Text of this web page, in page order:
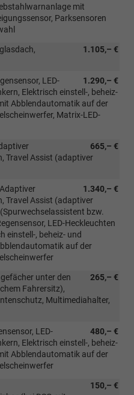
mit
Parksensoren
1.105,– €
1.290,– €
LED-
Elektrisch einstell-, beheiz-
Abblendautomatik auf der
Matrix-LED-
665,– €
Travel Assist (adaptiver
1.340,– €
Adaptiver
Travel Assist (adaptiver
bzw.
LED-Heckleuchten
einstell-, beheiz- und
auf der
265,– €
unter den
Fahrersitz),
Multimediahalter,
480,– €
LED-
Elektrisch einstell-, beheiz-
Abblendautomatik auf der
150,– €